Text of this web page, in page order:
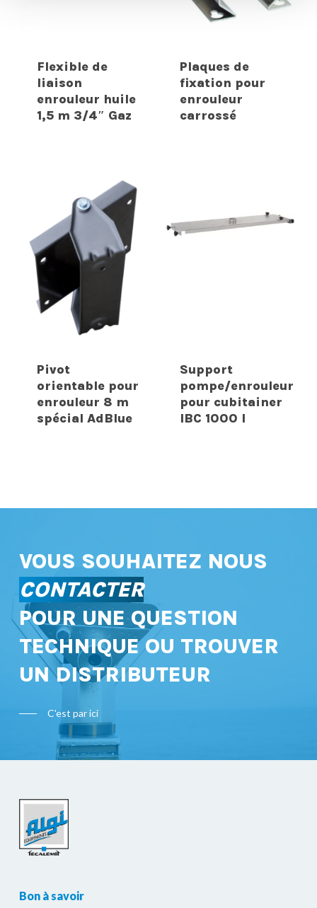
Flexible de
liaison
enrouleur huile
1,5 m 3/4″ Gaz
Plaques de
fixation pour
enrouleur
carrossé
Pivot
orientable pour
enrouleur 8 m
spécial AdBlue
Support
pompe/enrouleur
pour cubitainer
IBC 1000 l
VOUS SOUHAITEZ NOUS
CONTACTER
POUR UNE QUESTION
TECHNIQUE OU TROUVER
UN DISTRIBUTEUR
C'est par ici
Bon à savoir